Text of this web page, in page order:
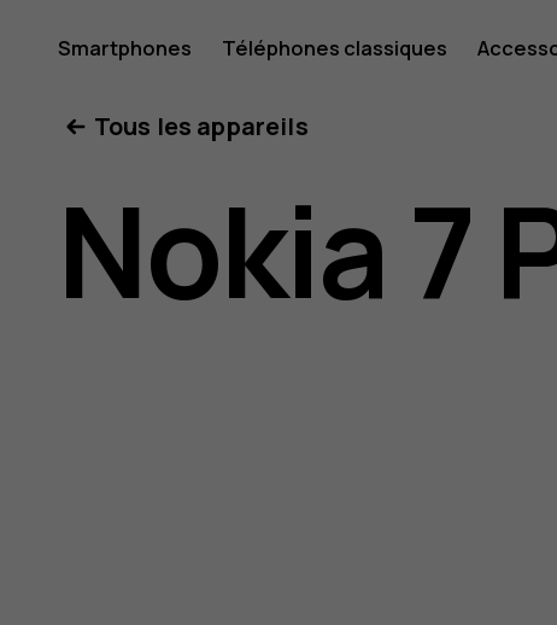
Guide
de
Smartphones Téléphones classiques
Tous les appareils
Nokia 7